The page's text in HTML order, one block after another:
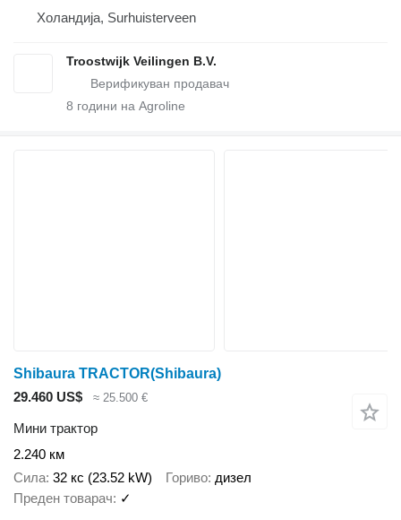
Холандија, Surhuisterveen
Troostwijk Veilingen B.V.
8 години на Agroline
Shibaura TRACTOR(Shibaura)
29.460 US$
≈ 25.500 €
Мини трактор
2.240 км
Сила 32 кс (23.52 kW) Гориво дизел
Преден товарач
✓